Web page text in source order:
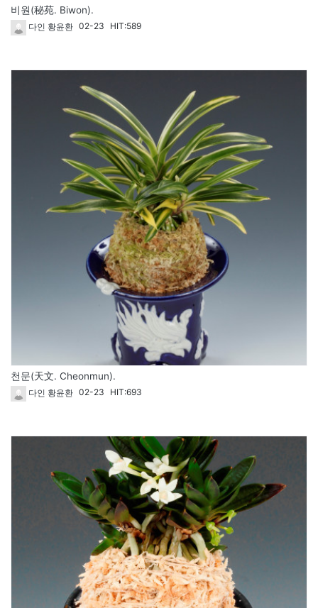
비원(秘苑. Biwon).
다인 황윤환 02-23 HIT:589
천문(天文. Cheonmun).
다인 황윤환 02-23 HIT:693